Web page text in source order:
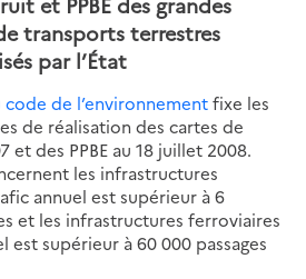
transports terrestres
par l’État
code de l’environnementfixe les
de réalisation des cartes de
et des PPBE au 18 juillet 2008.
les infrastructures
annuel est supérieur à 6
et les infrastructures ferroviaires
supérieur à 60 000 passages